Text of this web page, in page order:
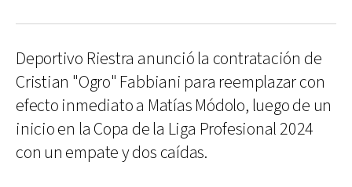
Deportivo Riestra anunció la contratación de
Cristian "Ogro" Fabbiani para reemplazar con
efecto inmediato a Matías Módolo, luego de un
inicio en la Copa de la Liga Profesional 2024
con un empate y dos caídas.